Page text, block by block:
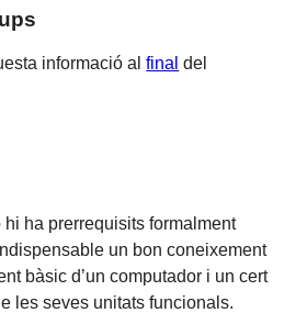
informació alfinal del
hi ha prerrequisits formalment
un bon coneixement
bàsic d’un computador i un cert
les seves unitats funcionals.